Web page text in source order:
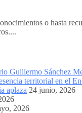
o hasta
Guillermo Sánchez
territorial en el
aplaza 24 junio, 2026
2026